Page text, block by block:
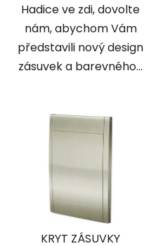
Hadice ve zdi, dovolte
nám, abychom Vám
představili nový design
zásuvek a barevného...
KRYT ZÁSUVKY